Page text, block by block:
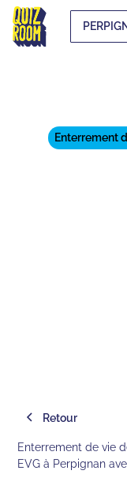
Enterrement
Retour
Enterrement de vie
EVG à Perpignan